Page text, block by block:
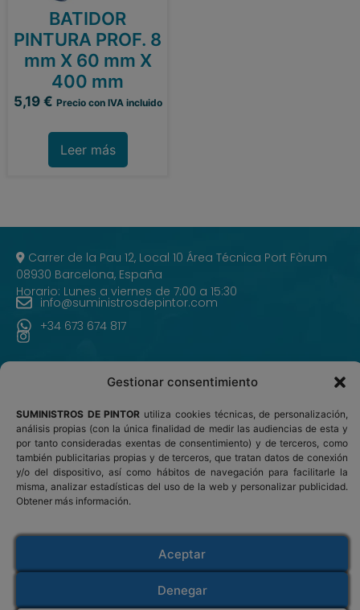
Gestionar consentimiento
SUMINISTROS DE PINTOR utiliza cookies técnicas, de personalización,
análisis propias (con la única finalidad de medir las audiencias de esta y
por tanto consideradas exentas de consentimiento) y de terceros, como
también publicitarias propias y de terceros, que tratan datos de conexión
y/o del dispositivo, así como hábitos de navegación para facilitarle la
misma, analizar estadísticas del uso de la web y personalizar publicidad.
Obtener más información.
Aceptar
Denegar
BATIDOR
PINTURA PROF. 8
mm X 60 mm X
400 mm
5,19 € Precio con IVA incluido
Leer más
Suministros de Pintor
Accesorios-
PRODUCTOS
¿ERES PINTOR PROFESIONAL?
CONTACTO
Carrer de la Pau 12, Local 10 Área Técnica Port Fòrum
08930 Barcelona, España
Horario: Lunes a viernes de 7:00 a 15:30
info@suministrosdepintor.com
+34 673 674 817